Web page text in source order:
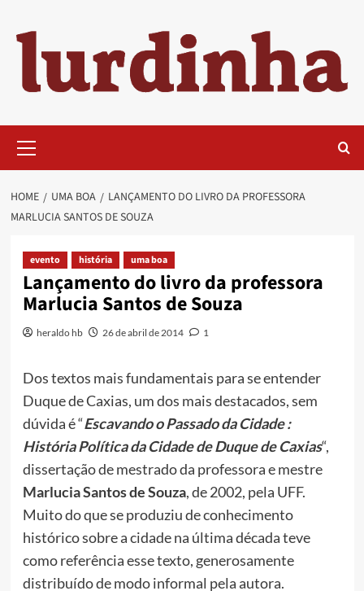
content
Menu
HOME UMA BOA
LANÇAMENTO DO LIVRO DA PROFESSORA
MARLUCIA SANTOS DE SOUZA
evento história uma boa
Lançamento do livro da professora
Marlucia Santos de Souza
heraldo hb 26 de abril de 2014 1
Dos textos mais fundamentais para se entender
Duque de Caxias, um dos mais destacados, sem
dúvida é “Escavando o Passado da Cidade :
História Política da Cidade de Duque de Caxias“,
dissertação de mestrado da professora e mestre
Marlucia Santos de Souza, de 2002, pela UFF.
Muito do que se produziu de conhecimento
histórico sobre a cidade na última década teve
como referência esse texto, generosamente
distribuído de modo informal pela autora.